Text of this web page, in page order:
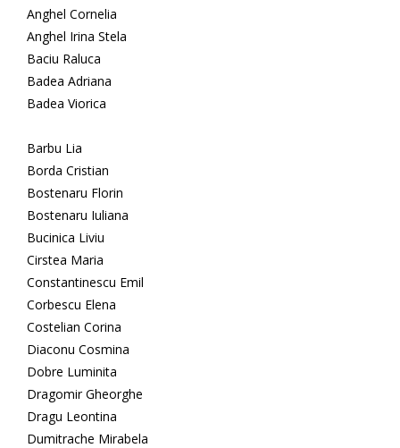
Anghel Cornelia
Anghel Irina Stela
Baciu Raluca
Badea Adriana
Badea Viorica
Barbu Lia
Borda Cristian
Bostenaru Florin
Bostenaru Iuliana
Bucinica Liviu
Cirstea Maria
Constantinescu Emil
Corbescu Elena
Costelian Corina
Diaconu Cosmina
Dobre Luminita
Dragomir Gheorghe
Dragu Leontina
Dumitrache Mirabela